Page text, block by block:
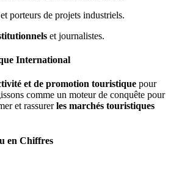
et porteurs de projets industriels.
et journalistes.
International
et de promotion touristique pour
comme un moteur de conquête pour
et rassurerles marchés touristiques
en Chiffres